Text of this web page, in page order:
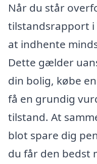
Når du står
tilstandsrapport i
at indhente
Dette gælder
din bolig, købe
få en grundig
tilstand. At
blot spare dig
du får den bedst